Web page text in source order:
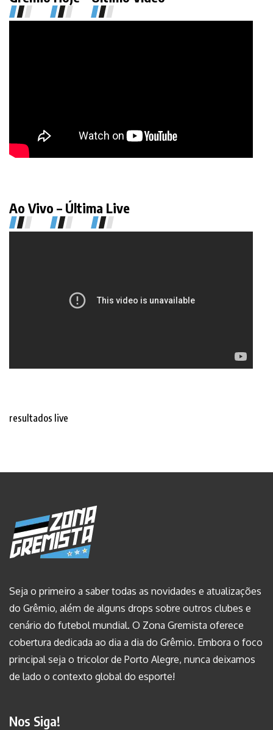
Ao Vivo – Última Live
resultados live
Seja o primeiro a saber todas as novidades e atualizações
do Grêmio, além de alguns drops sobre outros clubes e
cenário do futebol mundial. O Zona Gremista oferece
cobertura dedicada ao dia a dia do Grêmio. Embora o foco
principal seja o tricolor de Porto Alegre, nunca deixamos
de lado o contexto global do esporte!
Nos Siga!